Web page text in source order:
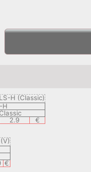
H
Classic
2.9 €
€